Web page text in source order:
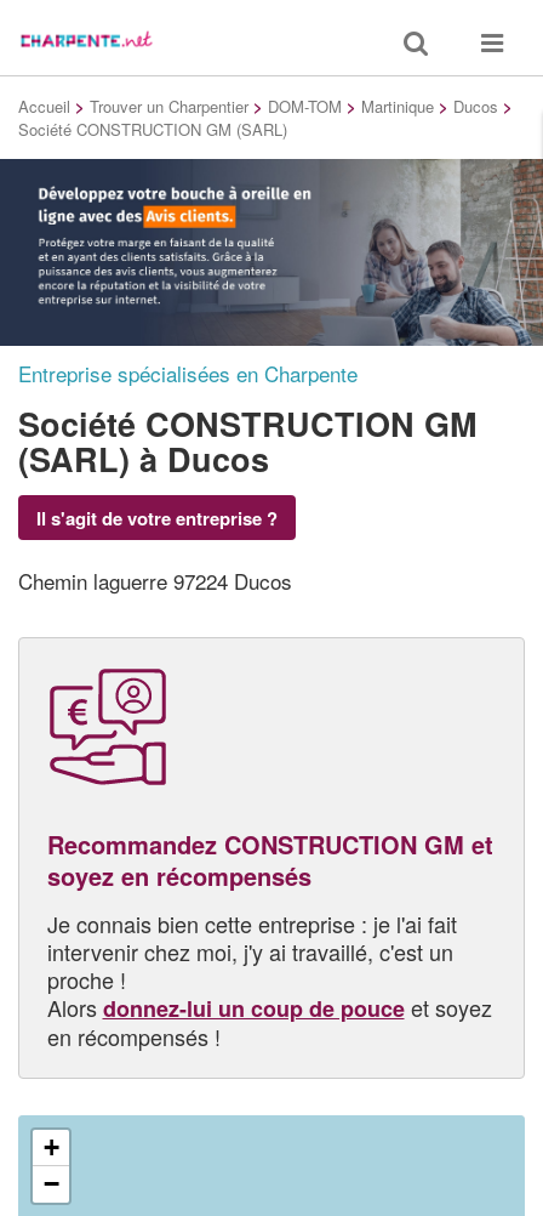
Toggle
search
Toggle
Accueil > Trouver un Charpentier > DOM-TOM > Martinique > Ducos >
Société CONSTRUCTION GM (SARL)
Entreprise spécialisées en Charpente
Société CONSTRUCTION GM
(SARL) à Ducos
Il s'agit de votre entreprise ?
Chemin laguerre 97224 Ducos
Recommandez CONSTRUCTION GM et
soyez en récompensés
Je connais bien cette entreprise : je l'ai fait
intervenir chez moi, j'y ai travaillé, c'est un
proche !
Alorsdonnez-lui un coup de pouceet soyez
en récompensés !
+
−